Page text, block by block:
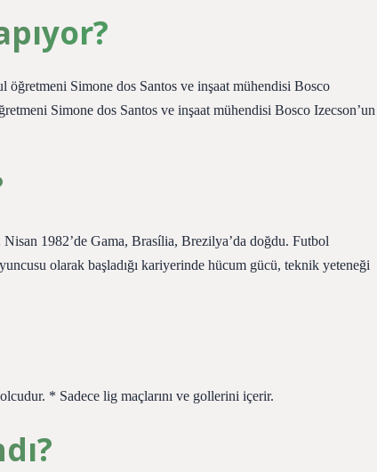
Simone dos Santos ve inşaat mühendisi Bosco
Simone dos Santos ve inşaat mühendisi Bosco Izecson’un
1982’de Gama, Brasília, Brezilya’da doğdu. Futbol
olarak başladığı kariyerinde hücum gücü, teknik yeteneği
* Sadece lig maçlarını ve gollerini içerir.